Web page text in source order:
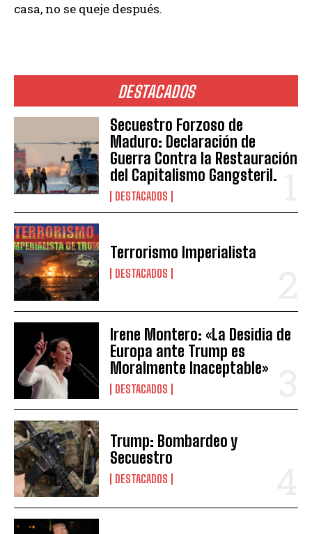
DESTACADOS
Secuestro Forzoso de
Maduro: Declaración de
Guerra Contra la Restauración
del Capitalismo Gangsteril.
DESTACADOS
Terrorismo Imperialista
DESTACADOS
Irene Montero: «La Desidia de
Europa ante Trump es
Moralmente Inaceptable»
DESTACADOS
Trump: Bombardeo y
Secuestro
DESTACADOS
casa, no se queje después.